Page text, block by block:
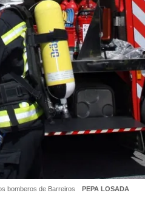
bomberos de Barreiros PEPA LOSADA